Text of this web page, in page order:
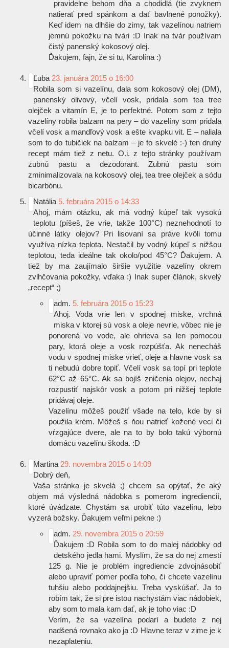
pravidelne behom dňa a chodidlá (tie zvyknem
natierať pred spánkom a dať bavlnené ponožky).
Keď idem na dlhšie do zimy, tak vazelínou natriem
jemnú pokožku na tvári :D Inak na tvár používam
čistý panenský kokosový olej.
Ďakujem, fajn, že si tu, Karolína :)
Ľuba 23. januára 2015 o 16:00
Robila som si vazelínu, dala som kokosový olej (DM),
panenský olivový, včelí vosk, pridala som tea tree
olejček a vitamín E, je to perfektné. Potom som z tejto
vazelíny robila balzam na pery – do vazelíny som pridala
včelí vosk a mandľový vosk a ešte kvapku vit. E – naliala
som to do tubičiek na balzam – je to skvelé :-) ten druhý
recept mám tiež z netu. O.i. z tejto stránky používam
zubnú pastu a dezodorant. Zubnú pastu som
zminimalizovala na kokosový olej, tea tree olejček a sódu
bicarbónu.
Natália 5. februára 2015 o 14:33
Ahoj, mám otázku, ak má vodný kúpeľ tak vysokú
teplotu (píšeš, že vrie, takže 100°C) neznehodnotí to
účinné látky olejov? Pri lisovaní sa práve kvôli tomu
využíva nízka teplota. Nestačil by vodný kúpeľ s nižšou
teplotou, teda ideálne tak okolo/pod 45°C? Ďakujem. A
tiež by ma zaujímalo širšie využitie vazelíny okrem
zvlhčovania pokožky, vďaka :) Inak super článok, skvelý
„recept“ ;)
adm. 5. februára 2015 o 15:23
Ahoj. Voda vrie len v spodnej miske, vrchná
miska v ktorej sú vosk a oleje nevrie, vôbec nie je
ponorená vo vode, ale ohrieva sa len pomocou
pary, ktorá oleje a vosk rozpúšťa. Ak nenecháš
vodu v spodnej miske vrieť, oleje a hlavne vosk sa
ti nebudú dobre topiť. Včelí vosk sa topí pri teplote
62°C až 65°C. Ak sa bojíš zničenia olejov, nechaj
rozpustiť najskôr vosk a potom pri nižšej teplote
pridávaj oleje.
Vazelínu môžeš použiť všade na telo, kde by si
použila krém. Môžeš s ňou natrieť kožené veci či
vŕzgajúce dvere, ale na to by bolo takú výbornú
domácu vazelínu škoda. :D
Martina 29. novembra 2015 o 14:09
Dobrý deň,
Vaša stránka je skvelá ;) chcem sa opýtať, že aký
objem má výsledná nádobka s pomerom ingrediencií,
ktoré úvádzate. Chystám sa urobiť túto vazelínu, lebo
vyzerá božsky. Ďakujem veľmi pekne :)
adm. 29. novembra 2015 o 20:59
Ďakujem :D Robila som to do malej nádobky od
detského jedla hami. Myslím, že sa do nej zmestí
125 g. Nie je problém ingrediencie zdvojnásobiť
alebo upraviť pomer podľa toho, či chcete vazelínu
tuhšiu alebo poddajnejšiu. Treba vyskúšať. Ja to
robím tak, že si pre istou nachystám viac nádobiek,
aby som to mala kam dať, ak je toho viac :D
Verím, že sa vazelína podarí a budete z nej
nadšená rovnako ako ja :D Hlavne teraz v zime je k
nezaplateniu.